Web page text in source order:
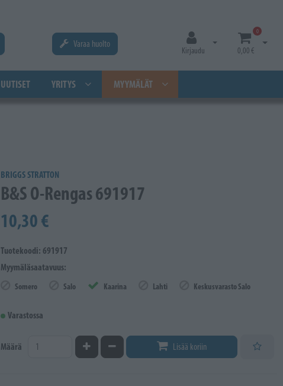
Varaa huolto
Kirjaudu
Avaa kirjautuminen
0
0,00 €
Avaa
UUTISET YRITYS MYYMÄLÄT
BRIGGS STRATTON
B&S O-Rengas 691917
10,30 €
Tuotekoodi: 691917
Myymäläsaatavuus:
Somero Salo Kaarina Lahti Keskusvarasto Salo
Varastossa
Määrä Kasvata määrääVähennä määrää Lisää koriin